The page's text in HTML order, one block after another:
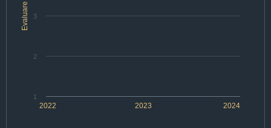
Evaluare
2022 2023 2024
1
2
3